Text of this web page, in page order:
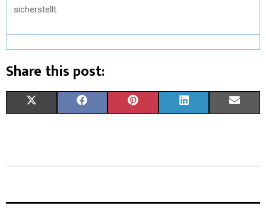
sicherstellt.
Share this post:
W E T K I